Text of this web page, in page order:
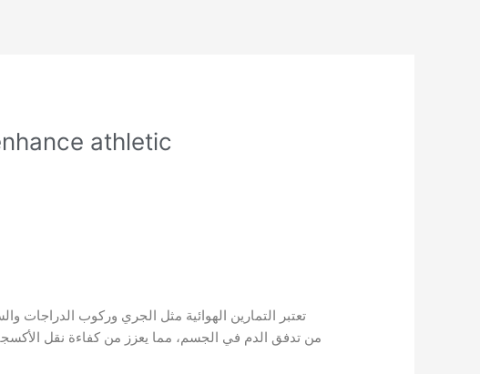
athletic
تعتبر التمارين الهوائية مثل الجري وركوب الدراجات
من تدفق الدم في الجسم، مما يعزز من كفاءة نقل